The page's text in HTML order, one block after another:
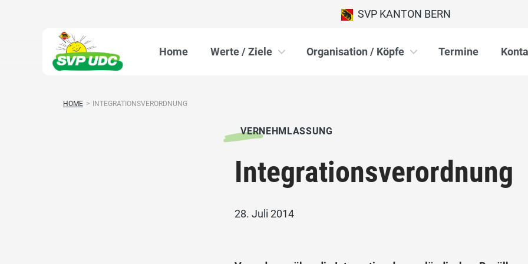
SVP KANTON BERN
Home Werte / Ziele Organisation / Köpfe Termine
HOME > INTEGRATIONSVERORDNUNG
VERNEHMLASSUNG
Integrationsverordnung
28. Juli 2014